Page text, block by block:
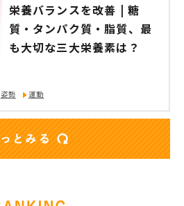
栄養バランスを改善 | 糖
質・タンパク質・脂質、最
も大切な三大栄養素は？
姿勢 運動